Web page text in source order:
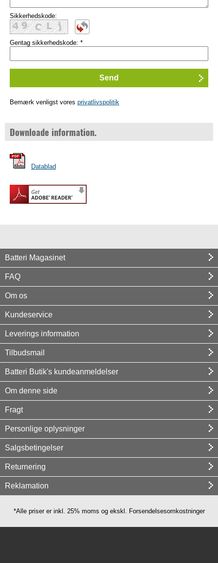
Sikkerhedskode:
Gentag sikkerhedskode: *
Bemærk venligst vores privatlivspolitik
Downloade information.
Datablad
Batteri Magasinet
FAQ
Om os
Kundeservice
Leverings information
Tilbudsmail
Batteri Butik's kundeanmeldelser
Om denne side
Fragt
Personlige oplysninger
Salgsbetingelser
Returnering
Reklamation
*Alle priser er inkl. 25% moms og ekskl. Forsendelsesomkostninger